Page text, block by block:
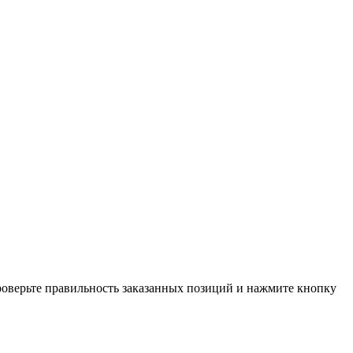
правильность заказанных позиций и нажмите кнопку